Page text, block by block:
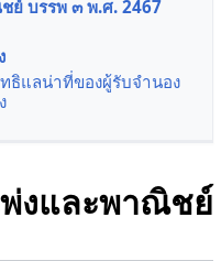
ย์ บรรพ ๓ พ.ศ. 2467
ธิแลน่าที่ของผู้รับจำนอง
งและพาณิชย์